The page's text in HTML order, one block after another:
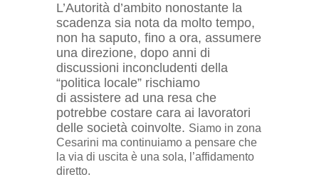
L’Autorità d’ambito nonostante la
scadenza sia nota da molto tempo,
non ha saputo, fino a ora, assumere
una direzione, dopo anni di
discussioni inconcludenti della
“politica locale” rischiamo
di assistere ad una resa che
potrebbe costare cara ai lavoratori
delle società coinvolte. Siamo in zona
Cesarini ma continuiamo a pensare che
la via di uscita è una sola, l’affidamento
diretto.